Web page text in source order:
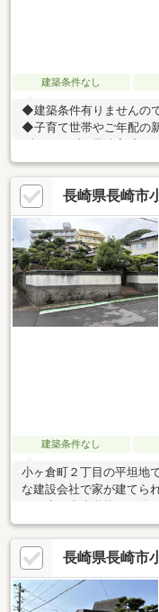
建築条件なし
◆建築条件有りませんの
◆子育て世帯やご年配の
徒歩4分・ローソン長崎
9分・長崎市立仁田佐古
長崎県長崎市
建築条件なし
小ヶ倉町２丁目の平坦地
な建設会社で家が建てら
境で子育て世帯にもお勧
徒歩1分〇建物（木造セ
７平米、昭和41年12月6
りますので、現地ご見学
し
長崎県長崎市